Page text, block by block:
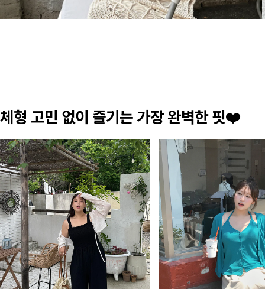
체형 고민 없이 즐기는 가장 완벽한 핏❤️